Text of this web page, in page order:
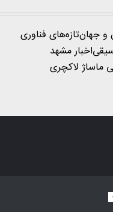
و جهانتازه‌های فناوری
اخبار مشهد
ماساژ لاکچری